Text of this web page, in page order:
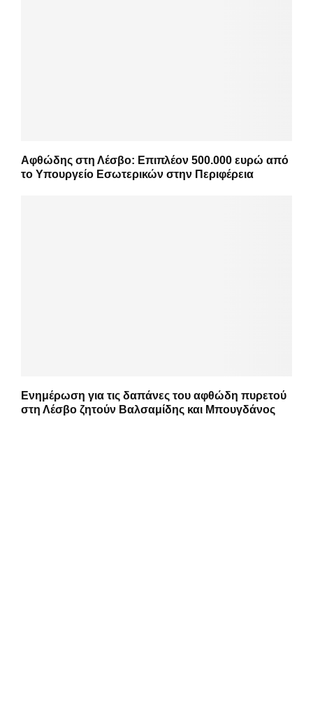
Αφθώδης στη Λέσβο: Επιπλέον 500.000 ευρώ από
το Υπουργείο Εσωτερικών στην Περιφέρεια
Ενημέρωση για τις δαπάνες του αφθώδη πυρετού
στη Λέσβο ζητούν Βαλσαμίδης και Μπουγδάνος